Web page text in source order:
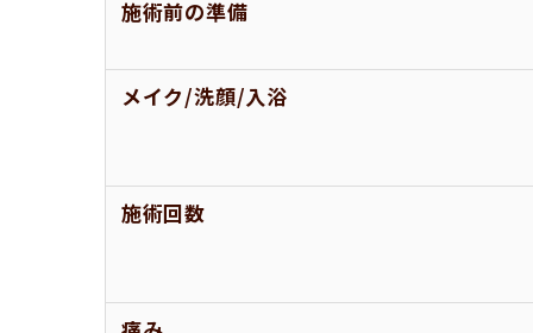
施術前の準備
メイク/洗顔/入浴
施術回数